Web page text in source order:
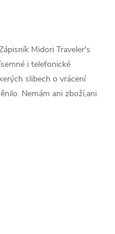
Midori Traveler's
i telefonické
slibech o vrácení
Nemám ani zboží,ani